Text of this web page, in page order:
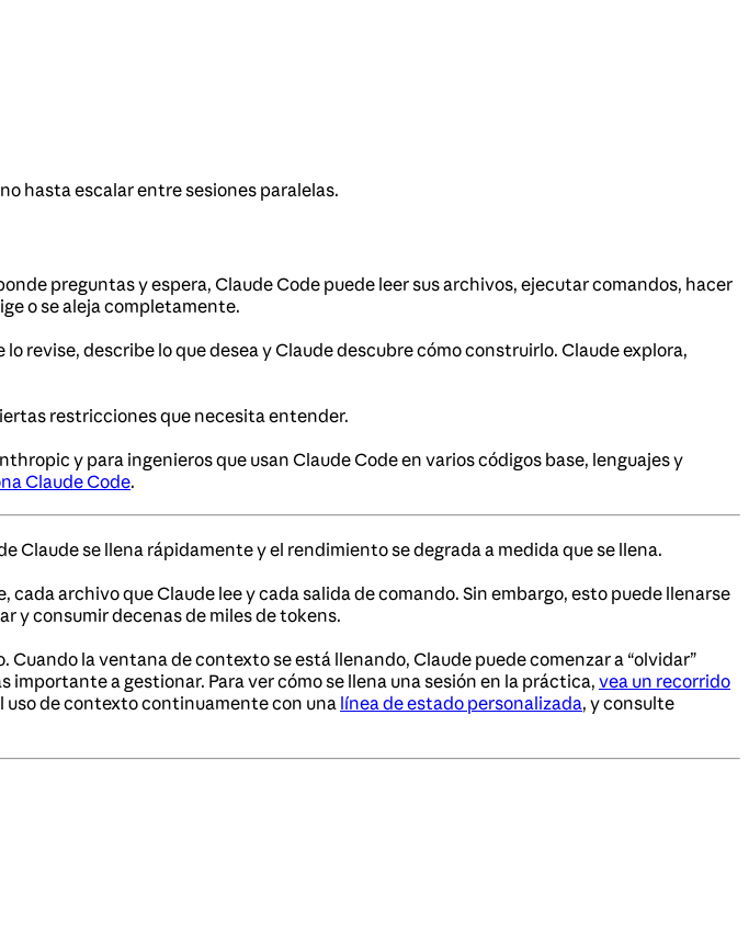
hasta escalar entre sesiones paralelas.
preguntas y espera, Claude Code puede leer sus archivos, ejecutar comandos, hacer
o se aleja completamente.
revise, describe lo que desea y Claude descubre cómo construirlo. Claude explora,
restricciones que necesita entender.
y para ingenieros que usan Claude Code en varios códigos base, lenguajes y
Claude Code.
se llena rápidamente y el rendimiento se degrada a medida que se llena.
archivo que Claude lee y cada salida de comando. Sin embargo, esto puede llenarse
y consumir decenas de miles de tokens.
la ventana de contexto se está llenando, Claude puede comenzar a “olvidar”
a gestionar. Para ver cómo se llena una sesión en la práctica, vea un recorrido
uso de contexto continuamente con una línea de estado personalizada, y consulte